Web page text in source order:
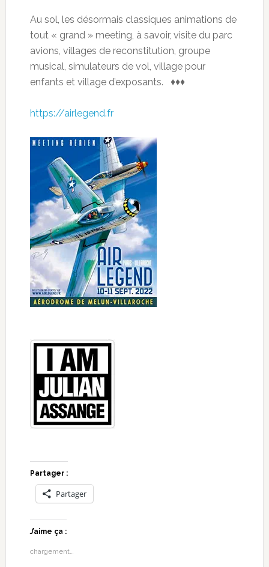
Au sol, les désormais classiques animations de
tout « grand » meeting, à savoir, visite du parc
avions, villages de reconstitution, groupe
musical, simulateurs de vol, village pour
enfants et village d’exposants. ♦♦♦
https://airlegend.fr
Partager :
Partager
J’aime ça :
chargement…